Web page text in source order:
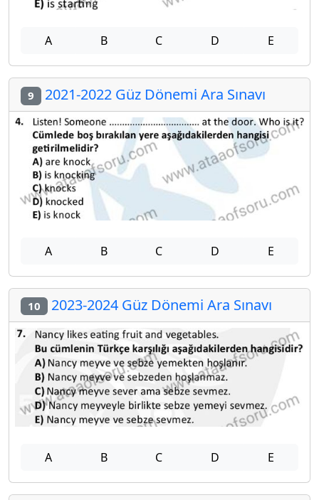
A B C D E
9 2021-2022 Güz Dönemi Ara Sınavı
A B C D E
10 2023-2024 Güz Dönemi Ara Sınavı
A B C D E